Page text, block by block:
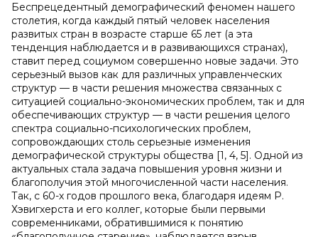
Беспрецедентный демографический феномен нашего
столетия, когда каждый пятый человек населения
развитых стран в возрасте старше 65 лет (а эта
тенденция наблюдается и в развивающихся странах),
ставит перед социумом совершенно новые задачи. Это
серьезный вызов как для различных управленческих
структур — в части решения множества связанных с
ситуацией социально-экономических проблем, так и для
обеспечивающих структур — в части решения целого
спектра социально-психологических проблем,
сопровождающих столь серьезные изменения
демографической структуры общества [1, 4, 5]. Одной из
актуальных стала задача повышения уровня жизни и
благополучия этой многочисленной части населения.
Так, с 60-х годов прошлого века, благодаря идеям Р.
Хэвигхерста и его коллег, которые были первыми
современниками, обратившимися к понятию